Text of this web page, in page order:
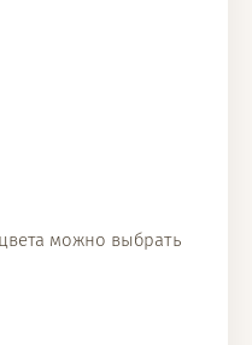
можно выбрать